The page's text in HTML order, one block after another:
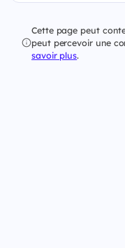
Cette page peut
peut percevoir une
savoir plus.